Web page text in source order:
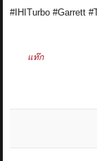
#IHITurbo #Garrett
แท๊ก